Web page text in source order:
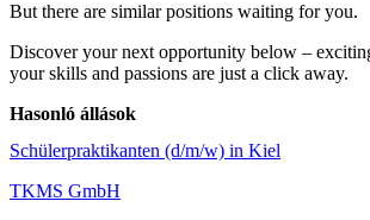
But there are similar positions waiting for you.
Discover your next opportunity below –
your skills and passions are just a click away.
Hasonló állások
Schülerpraktikanten (d/m/w) in Kiel
TKMS GmbH